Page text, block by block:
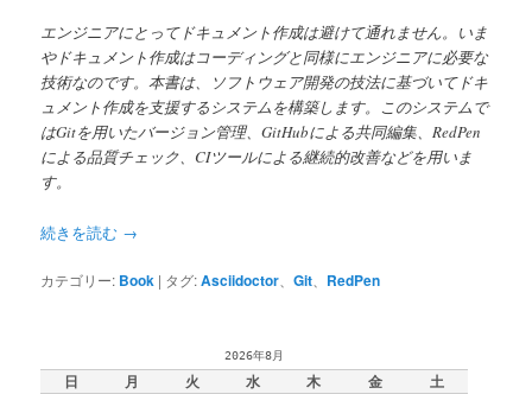
エンジニアにとってドキュメント作成は避けて通れません。いま
やドキュメント作成はコーディングと同様にエンジニアに必要な
技術なのです。本書は、ソフトウェア開発の技法に基づいてドキ
ュメント作成を支援するシステムを構築します。このシステムで
はGitを用いたバージョン管理、GitHubによる共同編集、RedPen
による品質チェック、CIツールによる継続的改善などを用いま
す。
続きを読む →
カテゴリー: Book | タグ:Asciidoctor 、Git RedPen
2026年8月
日 月 火 水 木 金 土